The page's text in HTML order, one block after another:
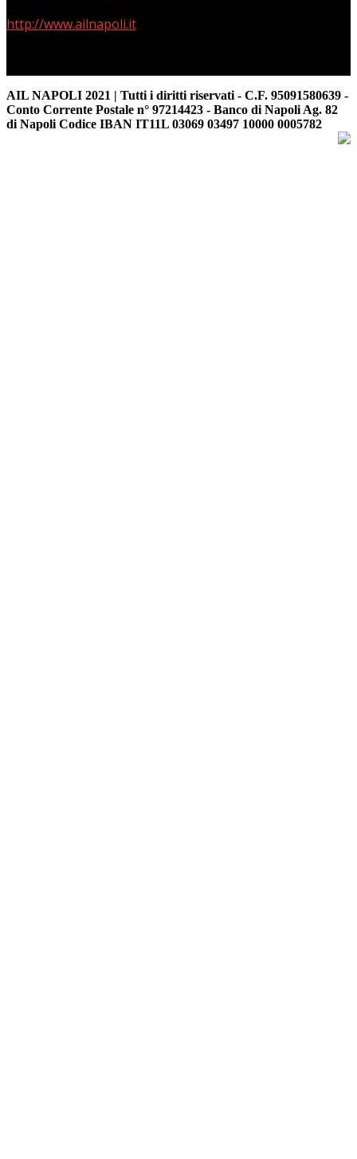
http://www.ailnapoli.it
AIL NAPOLI 2021 | Tutti i diritti riservati - C.F. 95091580639 -
Conto Corrente Postale n° 97214423 - Banco di Napoli Ag. 82
di Napoli Codice IBAN IT11L 03069 03497 10000 0005782